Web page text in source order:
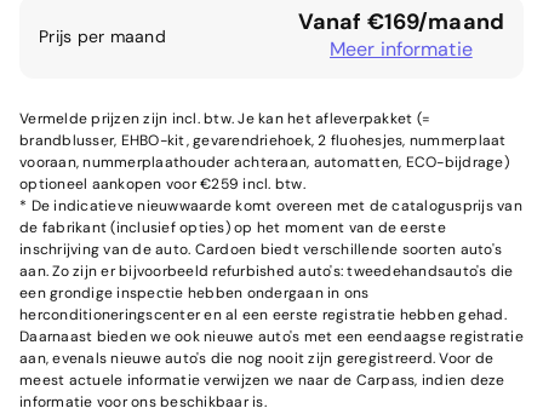
Prijs per maand Vanaf €169/maand
Meer informatie
Vermelde prijzen zijn incl. btw. Je kan het afleverpakket (=
brandblusser, EHBO-kit, gevarendriehoek, 2 fluohesjes, nummerplaat
vooraan, nummerplaathouder achteraan, automatten, ECO-bijdrage)
optioneel aankopen voor €259 incl. btw.
* De indicatieve nieuwwaarde komt overeen met de catalogusprijs van
de fabrikant (inclusief opties) op het moment van de eerste
inschrijving van de auto. Cardoen biedt verschillende soorten auto's
aan. Zo zijn er bijvoorbeeld refurbished auto's: tweedehandsauto's die
een grondige inspectie hebben ondergaan in ons
herconditioneringscenter en al een eerste registratie hebben gehad.
Daarnaast bieden we ook nieuwe auto's met een eendaagse registratie
aan, evenals nieuwe auto's die nog nooit zijn geregistreerd. Voor de
meest actuele informatie verwijzen we naar de Carpass, indien deze
informatie voor ons beschikbaar is.